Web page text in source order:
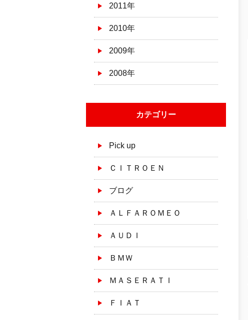
2011年
2010年
2009年
2008年
カテゴリー
Pick up
ＣＩＴＲＯＥＮ
ブログ
ＡＬＦＡＲＯＭＥＯ
ＡＵＤＩ
ＢＭＷ
ＭＡＳＥＲＡＴＩ
ＦＩＡＴ